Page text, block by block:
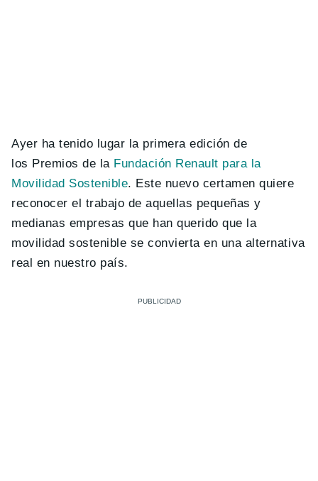
Ayer ha tenido lugar la primera edición de
los Premios de la Fundación Renault para la
Movilidad Sostenible. Este nuevo certamen quiere
reconocer el trabajo de aquellas pequeñas y
medianas empresas que han querido que la
movilidad sostenible se convierta en una alternativa
real en nuestro país.